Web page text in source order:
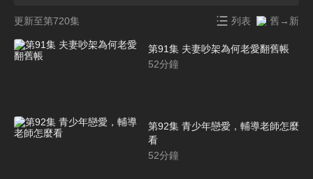
更新至第720集 列表 舊→新
第91集 夫妻吵架為何老愛翻舊帳
52分鐘
第92集 青少年戀愛，輔導老師怎麼
看
52分鐘